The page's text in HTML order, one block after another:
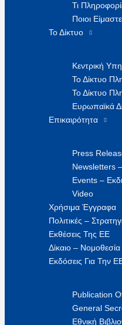
Τι
Ποιοι Είμαστε
Το Δίκτυο
Κεντρική
Το Δίκτυο
Το Δίκτυο
Ευρωπαϊκά
Επικαιρότητα
Press
Newsletters
Events –
Video
Χρήσιμα Έγγραφα
Πολιτικές –
Εκθέσεις Της ΕΕ
Δίκαιο – Νομοθεσία
Εκδόσεις Για Την
Publication
General
Εθνική